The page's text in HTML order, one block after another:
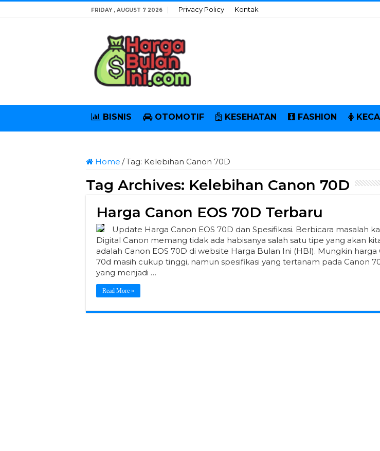
FRIDAY , AUGUST 7 2026 Privacy Policy Kontak
BISNIS OTOMOTIF KESEHATAN FASHION
Home /Tag: Kelebihan Canon 70D
Tag Archives: Kelebihan Canon 70D
Harga Canon EOS 70D Terbaru
Update Harga Canon EOS 70D dan Spesifikasi. Berbicara masalah
Digital Canon memang tidak ada habisanya salah satu tipe yang akan
adalah Canon EOS 70D di website Harga Bulan Ini (HBI). Mungkin harga
70d masih cukup tinggi, namun spesifikasi yang tertanam pada Canon
yang menjadi …
Read More »